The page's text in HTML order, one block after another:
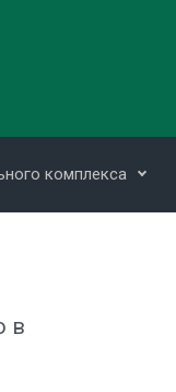
комплекса
в